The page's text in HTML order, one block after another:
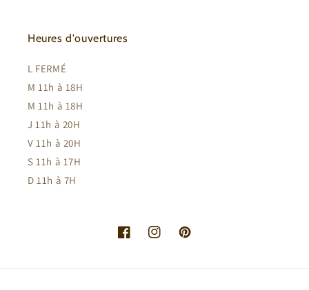
Heures d'ouvertures
L FERMÉ
M 11h à 18H
M 11h à 18H
J 11h à 20H
V 11h à 20H
S 11h à 17H
D 11h à 7H
FacebookInstagramPinterest